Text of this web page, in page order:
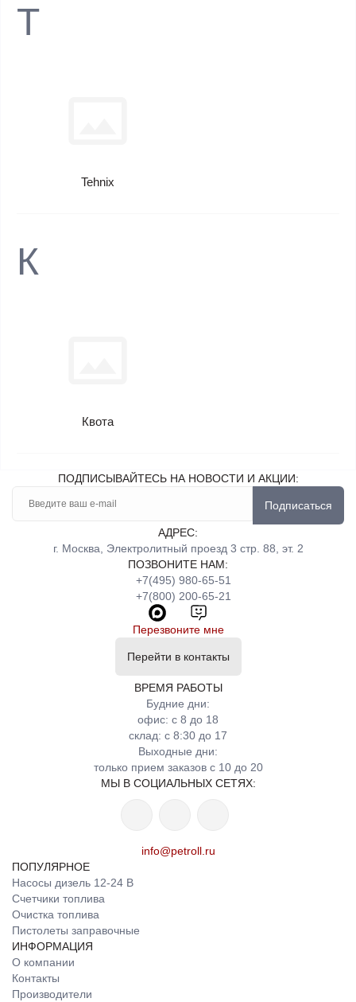
T
Tehnix
К
Квота
ПОДПИСЫВАЙТЕСЬ НА НОВОСТИ И АКЦИИ:
Подписаться
АДРЕС:
г. Москва, Электролитный проезд 3 стр. 88, эт. 2
ПОЗВОНИТЕ НАМ:
+7(495) 980-65-51
+7(800) 200-65-21
Перезвоните мне
Перейти в контакты
ВРЕМЯ РАБОТЫ
Будние дни:
офис: с 8 до 18
склад: с 8:30 до 17
Выходные дни:
только прием заказов с 10 до 20
МЫ В СОЦИАЛЬНЫХ СЕТЯХ:
info@petroll.ru
ПОПУЛЯРНОЕ
Насосы дизель 12-24 В
Счетчики топлива
Очистка топлива
Пистолеты заправочные
ИНФОРМАЦИЯ
О компании
Контакты
Производители